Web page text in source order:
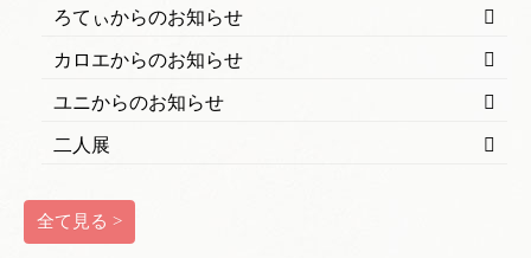
ろてぃからのお知らせ
カロエからのお知らせ
ユニからのお知らせ
二人展
全て見る >